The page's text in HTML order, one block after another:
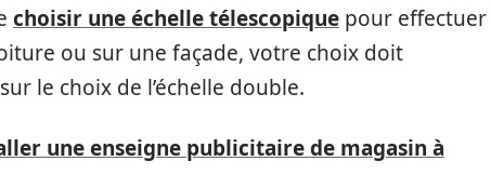
choisir une échelle télescopique pour effectuer
ou sur une façade, votre choix doit
le choix de l’échelle double.
une enseigne publicitaire de magasin à